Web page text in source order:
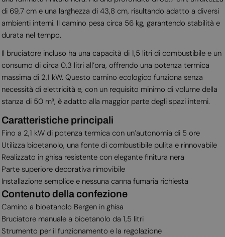
di 69,7 cm e una larghezza di 43,8 cm, risultando adatto a diversi
ambienti interni. Il camino pesa circa 56 kg, garantendo stabilità e
durata nel tempo.
Il bruciatore incluso ha una capacità di 1,5 litri di combustibile e un
consumo di circa 0,3 litri all’ora, offrendo una potenza termica
massima di 2,1 kW. Questo camino ecologico funziona senza
necessità di elettricità e, con un requisito minimo di volume della
stanza di 50 m³, è adatto alla maggior parte degli spazi interni.
Caratteristiche principali
Fino a 2,1 kW di potenza termica con un’autonomia di 5 ore
Utilizza bioetanolo, una fonte di combustibile pulita e rinnovabile
Realizzato in ghisa resistente con elegante finitura nera
Parte superiore decorativa rimovibile
Installazione semplice e nessuna canna fumaria richiesta
Contenuto della confezione
Camino a bioetanolo Bergen in ghisa
Bruciatore manuale a bioetanolo da 1,5 litri
Strumento per il funzionamento e la regolazione